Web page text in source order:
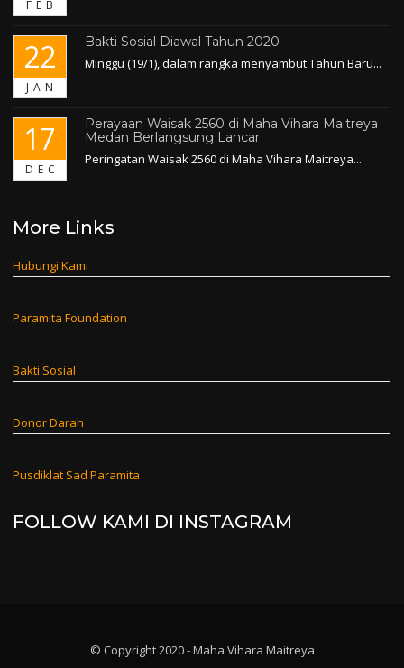
FEB
22
JAN
Bakti Sosial Diawal Tahun 2020
Minggu (19/1), dalam rangka menyambut Tahun Baru...
17
DEC
Perayaan Waisak 2560 di Maha Vihara Maitreya
Medan Berlangsung Lancar
Peringatan Waisak 2560 di Maha Vihara Maitreya...
More Links
Hubungi Kami
Paramita Foundation
Bakti Sosial
Donor Darah
Pusdiklat Sad Paramita
FOLLOW KAMI DI INSTAGRAM
© Copyright 2020 - Maha Vihara Maitreya